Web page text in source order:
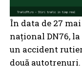
În data de 27 mai
național DN76,
un accident
două